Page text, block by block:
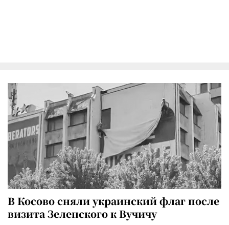
В Косово сняли украинский флаг после
визита Зеленского к Вучичу